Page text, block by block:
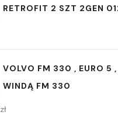
RETROFIT 2 SZT 2GEN
VOLVO FM 330 , EURO 5 ,
WINDĄ FM 330
zł